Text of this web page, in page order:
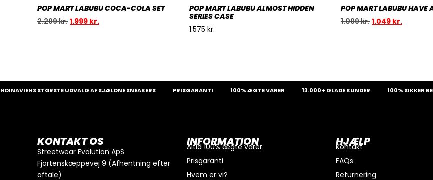
GÅ TIL BETALING
POP MART LABUBU COCA-COLA SET
2.299kr. 1.999 kr.
POP MART LABUBU ALMOST HIDDEN
SERIES CASE
1.575 kr.
POP MART LABUBU HAVE
1.099kr. 1.049 kr.
STØRSTE UDVALG AF SJÆLDNE SNEAKERS PRISGARANTI 100% ÆGTE VARER 13.000+ GLADE KUNDER 100% SIKKER
KONTAKT OS
Streetwear Evolution ApS
Fjortenskæppevej 9 (Afhentning efter
aftale)
INFORMATION
Altid 100% ægte varer
Prisgaranti
Hvem er vi?
HJÆLP
Kontakt
FAQs
Returnering